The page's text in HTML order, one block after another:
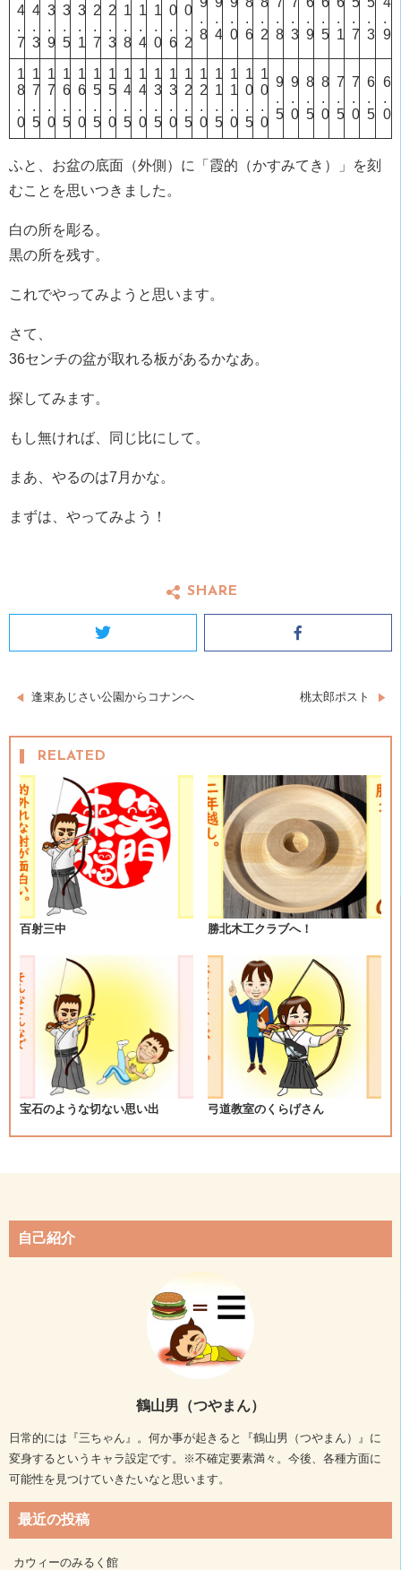
4
.
7
4
.
3
3
.
9
3
.
5
3
.
1
2
.
7
2
.
3
1
.
8
1
.
4
1
.
0
0
.
6
0
.
2
.
8
.
4
.
0
.
6
.
2
.
8
.
3
.
9
.
5
.
1
.
7
.
3
.
9
1
8
.
0
1
7
.
5
1
7
.
0
1
6
.
5
1
6
.
0
1
5
.
5
1
5
.
0
1
4
.
5
1
4
.
0
1
3
.
5
1
3
.
0
1
2
.
5
1
2
.
0
1
1
.
5
1
1
.
0
1
0
.
5
1
0
.
0
9
.
5
9
.
0
8
.
5
8
.
0
7
.
5
7
.
0
6
.
5
6
.
0
ふと、お盆の底面（外側）に「霞的（かすみてき）」を刻
むことを思いつきました。
白の所を彫る。
黒の所を残す。
これでやってみようと思います。
さて、
36センチの盆が取れる板があるかなあ。
探してみます。
もし無ければ、同じ比にして。
まあ、やるのは7月かな。
まずは、やってみよう！
SHARE
Twitter
投
稿
ナ
ビ
ゲ
ー
シ
ョ
ン
逢束あじさい公園からコナンへ 桃太郎ポスト
RELATED
百射三中 勝北木工クラブへ！
宝石のような切ない思い出 弓道教室のくらげさん
自己紹介
鶴山男（つやまん）
日常的には『三ちゃん』。何か事が起きると『鶴山男（つやまん）』に
変身するというキャラ設定です。※不確定要素満々。今後、各種方面に
可能性を見つけていきたいなと思います。
最近の投稿
カウィーのみるく館